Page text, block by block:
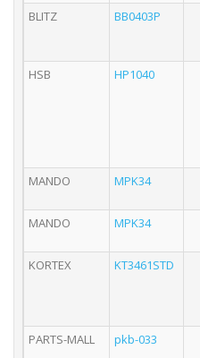
BLITZ BB0403P
HSB
HP1040
MANDO
MPK34
MANDO
MPK34
KORTEX
KT3461STD
PARTS-MALL
pkb-033